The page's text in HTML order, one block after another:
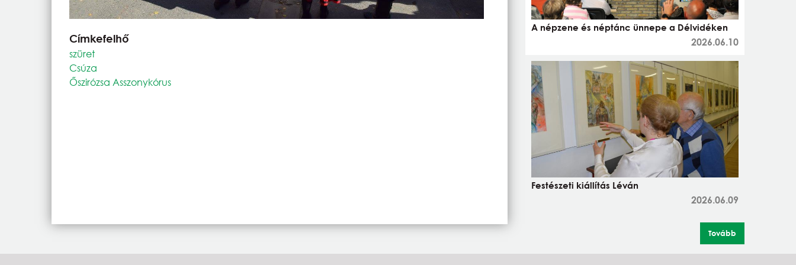
Címkefelhő
szüret
Csúza
Őszirózsa Asszonykórus
A népzene és néptánc ünnepe a Délvidéken
2026.06.10
Festészeti kiállítás Léván
2026.06.09
Tovább